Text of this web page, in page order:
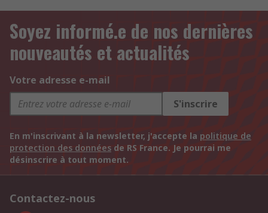
Soyez informé.e de nos dernières
nouveautés et actualités
Votre adresse e-mail
S'inscrire
En m'inscrivant à la newsletter, j'accepte la politique de
protection des données de RS France. Je pourrai me
désinscrire à tout moment.
Contactez-nous